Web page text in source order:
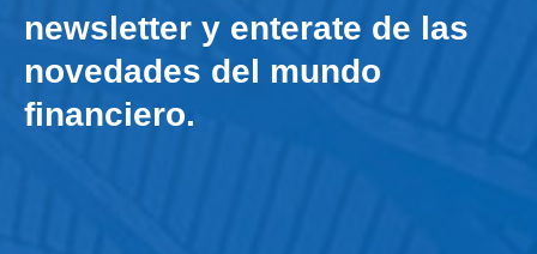
newsletter y enterate de las
novedades del mundo
financiero.